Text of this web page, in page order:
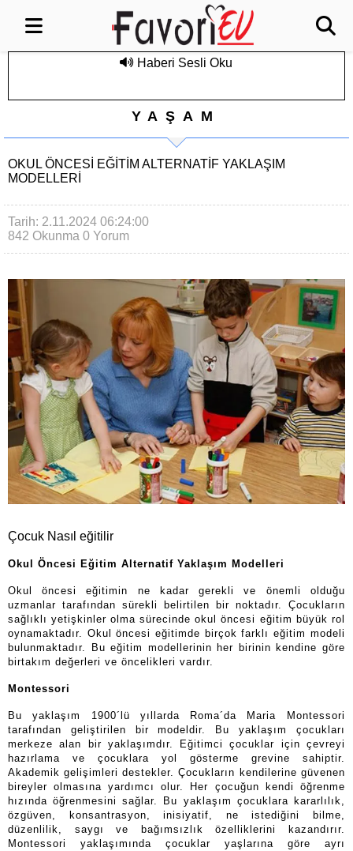
Haberi Sesli Oku
YAŞAM
OKUL ÖNCESI EĞITIM ALTERNATIF YAKLAŞIM
MODELLERI
Tarih: 2.11.2024 06:24:00
842 Okunma 0 Yorum
Çocuk Nasıl eğitilir
Okul Öncesi Eğitim Alternatif Yaklaşım Modelleri
Okul öncesi eğitimin ne kadar gerekli ve önemli olduğu
uzmanlar tarafından sürekli belirtilen bir noktadır. Çocukların
sağlıklı yetişkinler olma sürecinde okul öncesi eğitim büyük rol
oynamaktadır. Okul öncesi eğitimde birçok farklı eğitim modeli
bulunmaktadır. Bu eğitim modellerinin her birinin kendine göre
birtakım değerleri ve öncelikleri vardır.
Montessori
Bu yaklaşım 1900´lü yıllarda Roma´da Maria Montessori
tarafından geliştirilen bir modeldir. Bu yaklaşım çocukları
merkeze alan bir yaklaşımdır. Eğitimci çocuklar için çevreyi
hazırlama ve çocuklara yol gösterme grevine sahiptir.
Akademik gelişimleri destekler. Çocukların kendilerine güvenen
bireyler olmasına yardımcı olur. Her çocuğun kendi öğrenme
hızında öğrenmesini sağlar. Bu yaklaşım çocuklara kararlılık,
özgüven, konsantrasyon, inisiyatif, ne istediğini bilme,
düzenlilik, saygı ve bağımsızlık özelliklerini kazandırır.
Montessori yaklaşımında çocuklar yaşlarına göre ayrı